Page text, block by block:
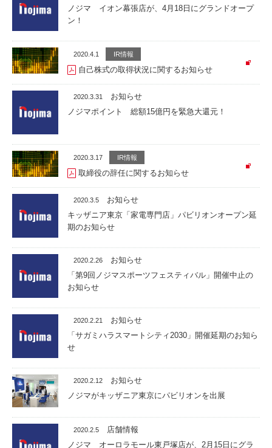
ノジマ イオン幕張店が、4月18日にグランドオープ
ン！
2020.4.1 IR情報
自己株式の取得状況に関するお知らせ
2020.3.31
お知らせ
ノジマポイント 総額15億円を緊急大還元！
2020.3.17 IR情報
取締役の辞任に関するお知らせ
2020.3.5
お知らせ
キッザニア東京「家電専門店」パビリオンオープン延
期のお知らせ
2020.2.26
お知らせ
「第9回ノジマスポーツフェスティバル」開催中止の
お知らせ
2020.2.21
お知らせ
「サガミハラスマートシティ2030」開催延期のお知ら
せ
2020.2.12
お知らせ
ノジマがキッザニア東京にパビリオンを出展
2020.2.5
店舗情報
ノジマ オーロラモール東戸塚店が、2月15日にグラ